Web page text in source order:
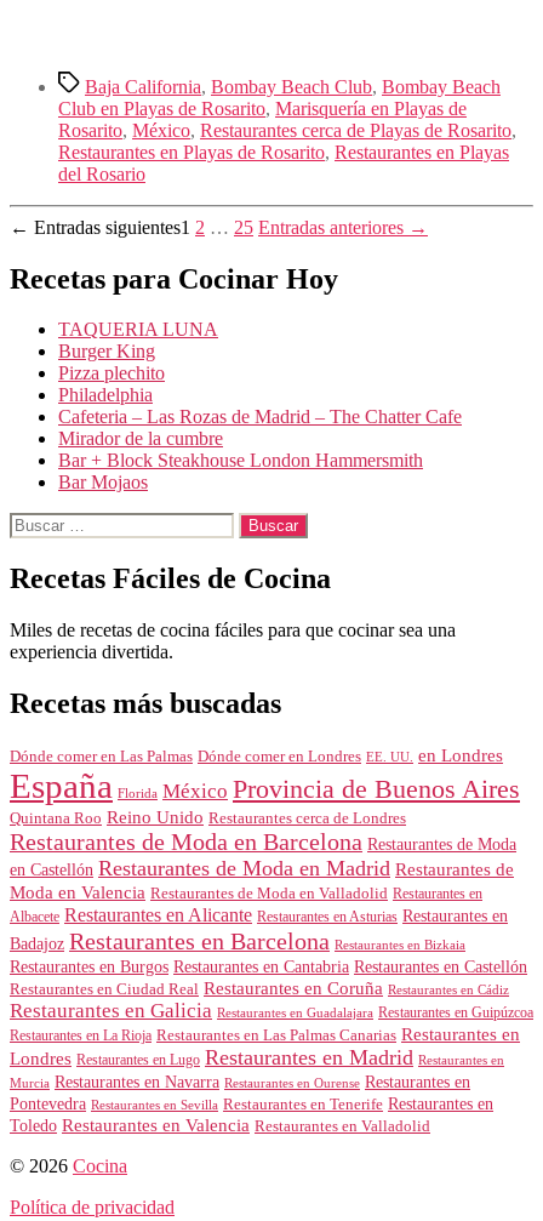
Etiquetas
Baja California, Bombay Beach Club, Bombay Beach
Club en Playas de Rosarito, Marisquería en Playas de
Rosarito, México, Restaurantes cerca de Playas de Rosarito,
Restaurantes en Playas de Rosarito, Restaurantes en Playas
del Rosario
Paginación
de
entradas
← Entradas siguientes1 2 … 25 Entradas anteriores →
Recetas para Cocinar Hoy
TAQUERIA LUNA
Burger King
Pizza plechito
Philadelphia
Cafeteria – Las Rozas de Madrid – The Chatter Cafe
Mirador de la cumbre
Bar + Block Steakhouse London Hammersmith
Bar Mojaos
Buscar:
Recetas Fáciles de Cocina
Miles de recetas de cocina fáciles para que cocinar sea una
experiencia divertida.
Recetas más buscadas
Dónde comer en Las Palmas Dónde comer en Londres EE. UU. en Londres
España Florida México Provincia de Buenos Aires
Quintana Roo Reino Unido Restaurantes cerca de Londres
Restaurantes de Moda en Barcelona Restaurantes de Moda
en Castellón Restaurantes de Moda en Madrid Restaurantes de
Moda en Valencia Restaurantes de Moda en Valladolid Restaurantes en
Albacete Restaurantes en Alicante Restaurantes en Asturias Restaurantes en
Badajoz Restaurantes en Barcelona Restaurantes en Bizkaia
Restaurantes en Burgos Restaurantes en Cantabria Restaurantes en Castellón
Restaurantes en Ciudad Real Restaurantes en Coruña Restaurantes en Cádiz
Restaurantes en Galicia Restaurantes en Guadalajara Restaurantes en Guipúzcoa
Restaurantes en La Rioja Restaurantes en Las Palmas Canarias Restaurantes en
Londres Restaurantes en Lugo Restaurantes en Madrid Restaurantes en
Murcia Restaurantes en Navarra Restaurantes en Ourense Restaurantes en
Pontevedra Restaurantes en Sevilla Restaurantes en Tenerife Restaurantes en
Toledo Restaurantes en Valencia Restaurantes en Valladolid
© 2026 Cocina
Política de privacidad